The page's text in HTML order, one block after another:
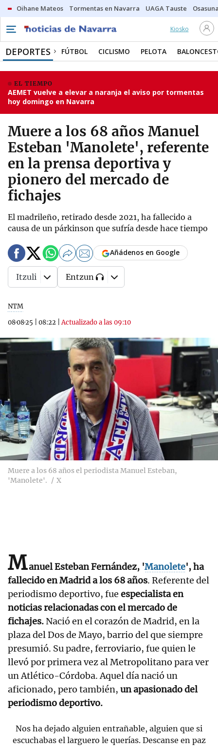
Oihane Mateos Tormentas en Navarra UAGA Tauste
Kiosko
DEPORTES FÚTBOL CICLISMO PELOTA
EL TIEMPO
AEMET vuelve a elevar a naranja el aviso por tormentas
hoy domingo en Navarra
Muere a los 68 años Manuel
Esteban 'Manolete', referente
en la prensa deportiva y
pionero del mercado de
fichajes
El madrileño, retirado desde 2021, ha fallecido a
causa de un párkinson que sufría desde hace tiempo
NTM
08·08·25
08:22 |Actualizado a las 09:10
Añádenos en Google
Itzuli Entzun
Muere a los 68 años el periodista Manuel Esteban,
'Manolete'.
X
Manuel Esteban Fernández, 'Manolete', ha
fallecido en Madrid a los 68 años. Referente del
periodismo deportivo, fue especialista en
noticias relacionadas con el mercado de
fichajes. Nació en el corazón de Madrid, en la
plaza del Dos de Mayo, barrio del que siempre
presumió. Su padre, ferroviario, fue quien le
llevó por primera vez al Metropolitano para ver
un Atlético-Córdoba. Aquel día nació un
aficionado, pero también, un apasionado del
periodismo deportivo.
Nos ha dejado alguien entrañable, alguien que si
escuchabas el larguero le querías. Descanse en paz